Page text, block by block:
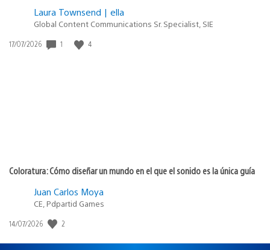
Laura Townsend | ella
Global Content Communications Sr. Specialist, SIE
Fecha
17/07/2026 1 4
Coloratura: Cómo diseñar un mundo en el que el sonido es la única guía
Juan Carlos Moya
CE, Pdpartid Games
Fecha
publicación:
14/07/2026 2